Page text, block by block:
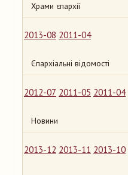
Храми єпархії
2013-08 2011-04
Єпархіальні відомості
2012-07 2011-05 2011-04
Новини
2013-12 2013-11 2013-10